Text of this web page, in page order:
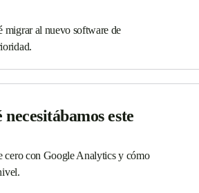
migrar al nuevo software de
este
cero con Google Analytics y cómo